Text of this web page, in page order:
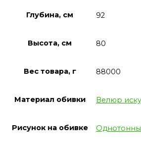
Глубина, см 92
Высота, см 80
Вес товара, г 88000
Материал обивки Велюр
Рисунок на обивке